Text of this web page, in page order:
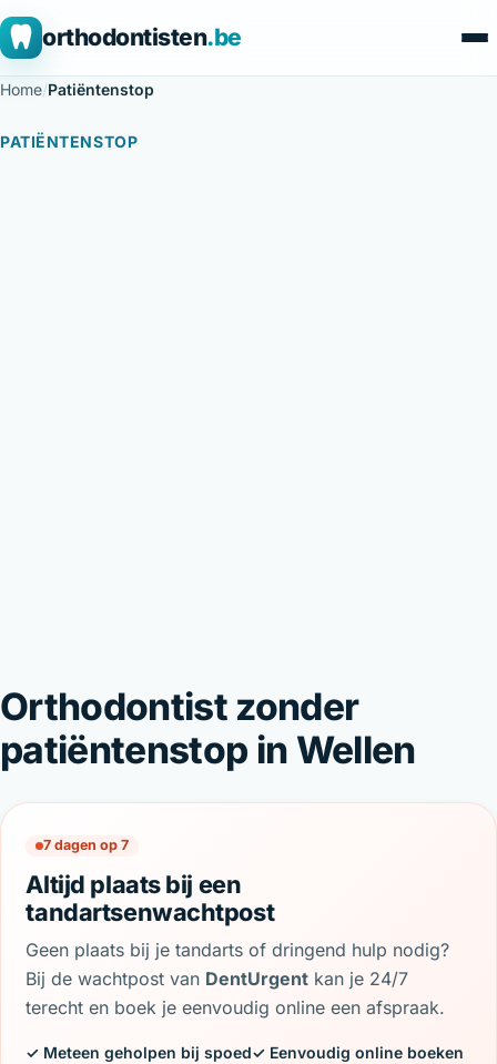
orthodontisten.be
Home/Patiëntenstop
PATIËNTENSTOP
Orthodontist zonder
patiëntenstop in Wellen
7 dagen op 7
Altijd plaats bij een
tandartsenwachtpost
Geen plaats bij je tandarts of dringend hulp nodig?
Bij de wachtpost van DentUrgent kan je 24/7
terecht en boek je eenvoudig online een afspraak.
✓ Meteen geholpen bij spoed✓ Eenvoudig online boeken